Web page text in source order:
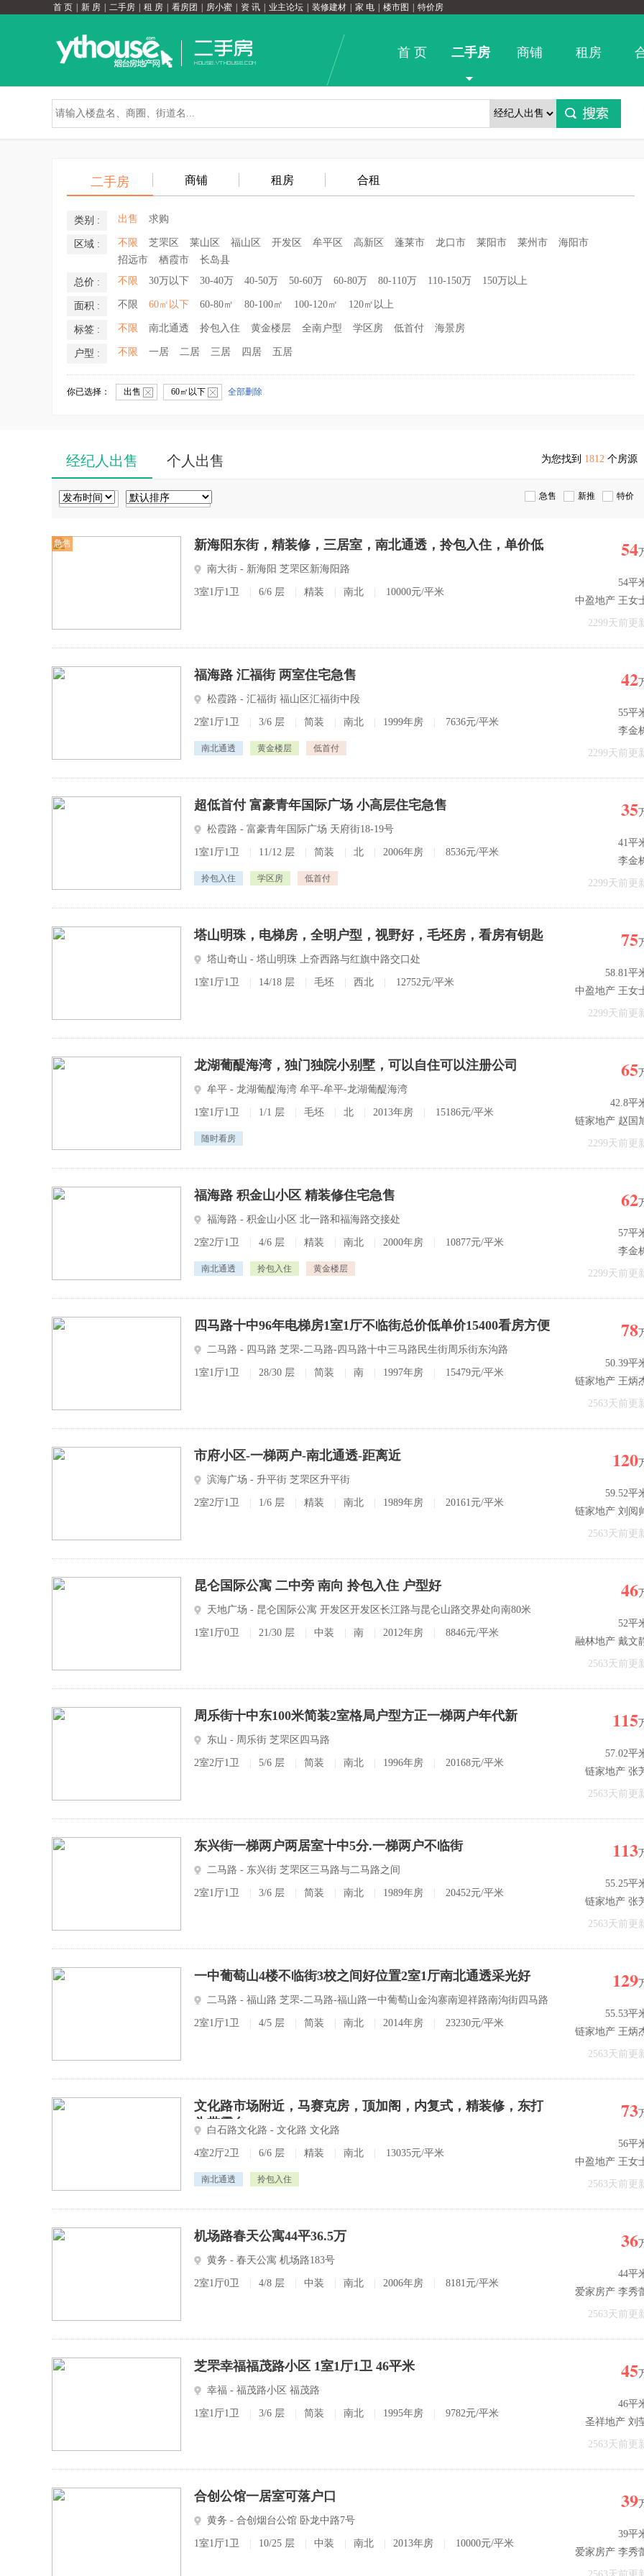
首 页 新 房 二手房 租 房 看房团 房小蜜 资 讯 业主论坛 装修建材 家 电 楼市图 特价房
首 页 二手房 商铺 租房
二手房 商铺 租房 合租
类别 : 出售 求购
区域 : 不限 芝罘区 莱山区 福山区 开发区 牟平区 高新区 蓬莱市 龙口市 莱阳市 莱州市
海阳市
招远市
栖霞市 长岛县
总价 : 不限 30万以下 30-40万 40-50万 50-60万 60-80万 80-110万 110-150万 150万以上
面积 : 不限 60㎡以下 60-80㎡ 80-100㎡ 100-120㎡ 120㎡以上
标签 : 不限 南北通透 拎包入住 黄金楼层 全南户型 学区房 低首付 海景房
户型 : 不限 一居 二居 三居 四居 五居
你已选择： 出售 60㎡以下 全部删除
经纪人出售 个人出售 为您找到 1812 个房源
急售 新推 特价
急售 新海阳东街，精装修，三居室，南北通透，拎包入住，单价低
南大街 - 新海阳 芝罘区新海阳路
3室1厅1卫 6/6 层 精装 南北 10000元/平米
54
54平
中盈地产 王女
2299天前更
福海路 汇福街 两室住宅急售
松霞路 - 汇福街 福山区汇福街中段
2室1厅1卫 3/6 层 简装 南北 1999年房 7636元/平米
南北通透 黄金楼层 低首付
42
55平
李金
2299天前更
超低首付 富豪青年国际广场 小高层住宅急售
松霞路 - 富豪青年国际广场 天府街18-19号
1室1厅1卫 11/12 层 简装 北 2006年房 8536元/平米
拎包入住 学区房 低首付
35
41平
李金
2299天前更
塔山明珠，电梯房，全明户型，视野好，毛坯房，看房有钥匙
塔山奇山 - 塔山明珠 上夼西路与红旗中路交口处
1室1厅1卫 14/18 层 毛坯 西北 12752元/平米
75
58.81平
中盈地产 王女
2299天前更
龙湖葡醍海湾，独门独院小别墅，可以自住可以注册公司
牟平 - 龙湖葡醍海湾 牟平-牟平-龙湖葡醍海湾
1室1厅1卫 1/1 层 毛坯 北 2013年房 15186元/平米
随时看房
65
42.8平
链家地产 赵国
2299天前更
福海路 积金山小区 精装修住宅急售
福海路 - 积金山小区 北一路和福海路交接处
2室2厅1卫 4/6 层 精装 南北 2000年房 10877元/平米
南北通透 拎包入住 黄金楼层
62
57平
李金
2299天前更
四马路十中96年电梯房1室1厅不临街总价低单价15400看房方便
二马路 - 四马路 芝罘-二马路-四马路十中三马路民生街周乐街东沟路
1室1厅1卫 28/30 层 简装 南 1997年房 15479元/平米
78
50.39平
链家地产 王炳
2563天前更
市府小区-一梯两户-南北通透-距离近
滨海广场 - 升平街 芝罘区升平街
2室2厅1卫 1/6 层 精装 南北 1989年房 20161元/平米
120
59.52平
链家地产 刘阅
2563天前更
昆仑国际公寓 二中旁 南向 拎包入住 户型好
天地广场 - 昆仑国际公寓 开发区开发区长江路与昆仑山路交界处向南80米
1室1厅0卫 21/30 层 中装 南 2012年房 8846元/平米
46
52平
融林地产 戴文
2563天前更
周乐街十中东100米简装2室格局户型方正一梯两户年代新
东山 - 周乐街 芝罘区四马路
2室2厅1卫 5/6 层 简装 南北 1996年房 20168元/平米
115
57.02平
链家地产 张
2563天前更
东兴街一梯两户两居室十中5分.一梯两户不临街
二马路 - 东兴街 芝罘区三马路与二马路之间
2室1厅1卫 3/6 层 简装 南北 1989年房 20452元/平米
113
55.25平
链家地产 张
2563天前更
一中葡萄山4楼不临街3校之间好位置2室1厅南北通透采光好
二马路 - 福山路 芝罘-二马路-福山路一中葡萄山金沟寨南迎祥路南沟街四马路
2室1厅1卫 4/5 层 简装 南北 2014年房 23230元/平米
129
55.53平
链家地产 王炳
2563天前更
文化路市场附近，马赛克房，顶加阁，内复式，精装修，东打
头带露台
白石路文化路 - 文化路 文化路
4室2厅2卫 6/6 层 精装 南北 13035元/平米
南北通透 拎包入住
73
56平
中盈地产 王女
2563天前更
机场路春天公寓44平36.5万
黄务 - 春天公寓 机场路183号
2室1厅0卫 4/8 层 中装 南北 2006年房 8181元/平米
36
44平
爱家房产 李秀
2563天前更
芝罘幸福福茂路小区 1室1厅1卫 46平米
幸福 - 福茂路小区 福茂路
1室1厅1卫 3/6 层 简装 南北 1995年房 9782元/平米
45
46平
圣祥地产 刘
2563天前更
合创公馆一居室可落户口
黄务 - 合创烟台公馆 卧龙中路7号
1室1厅1卫 10/25 层 中装 南北 2013年房 10000元/平米
39
39平
爱家房产 李秀